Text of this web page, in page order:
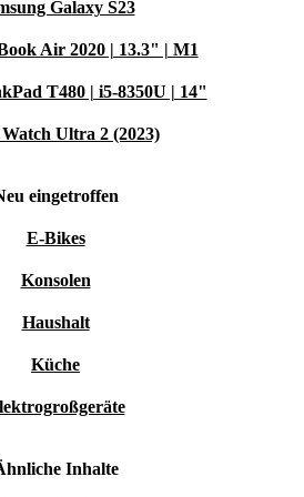
und einer kompakten Bauweise
Rucksack – perfekt für
problemlos
und das klare Mikrofon
und virtuelle Lerngruppen
und schnellem DDR4-
nutzen – von Office bis
Galaxy S23
Air 2020 | 13.3" | M1
T480 | i5-8350U | 14"
Ultra 2 (2023)
eingetroffen
E-Bikes
Konsolen
Haushalt
Küche
Inhalte